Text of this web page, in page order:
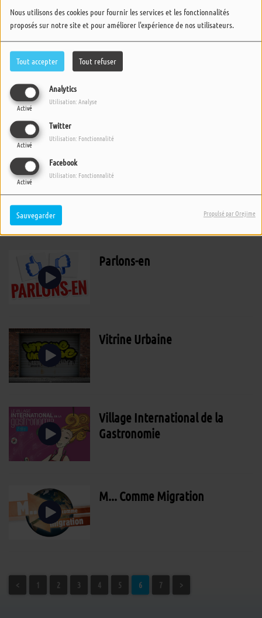
Nous utilisons des cookies pour fournir les services et les fonctionnalités
proposés sur notre site et pour améliorer l'expérience de nos utilisateurs.
Tout accepter Tout refuser
Analytics
Activé
Utilisation: Analyse
Twitter
Activé
Utilisation: Fonctionnalité
Facebook
Activé
Utilisation: Fonctionnalité
Sauvegarder Propulsé par Orejime
Un Temps Pour Soi
Matinale
Parlons-en
Vitrine Urbaine
Village International de la
Gastronomie
M... Comme Migration
< 1 2 3 4 5 6 7 >